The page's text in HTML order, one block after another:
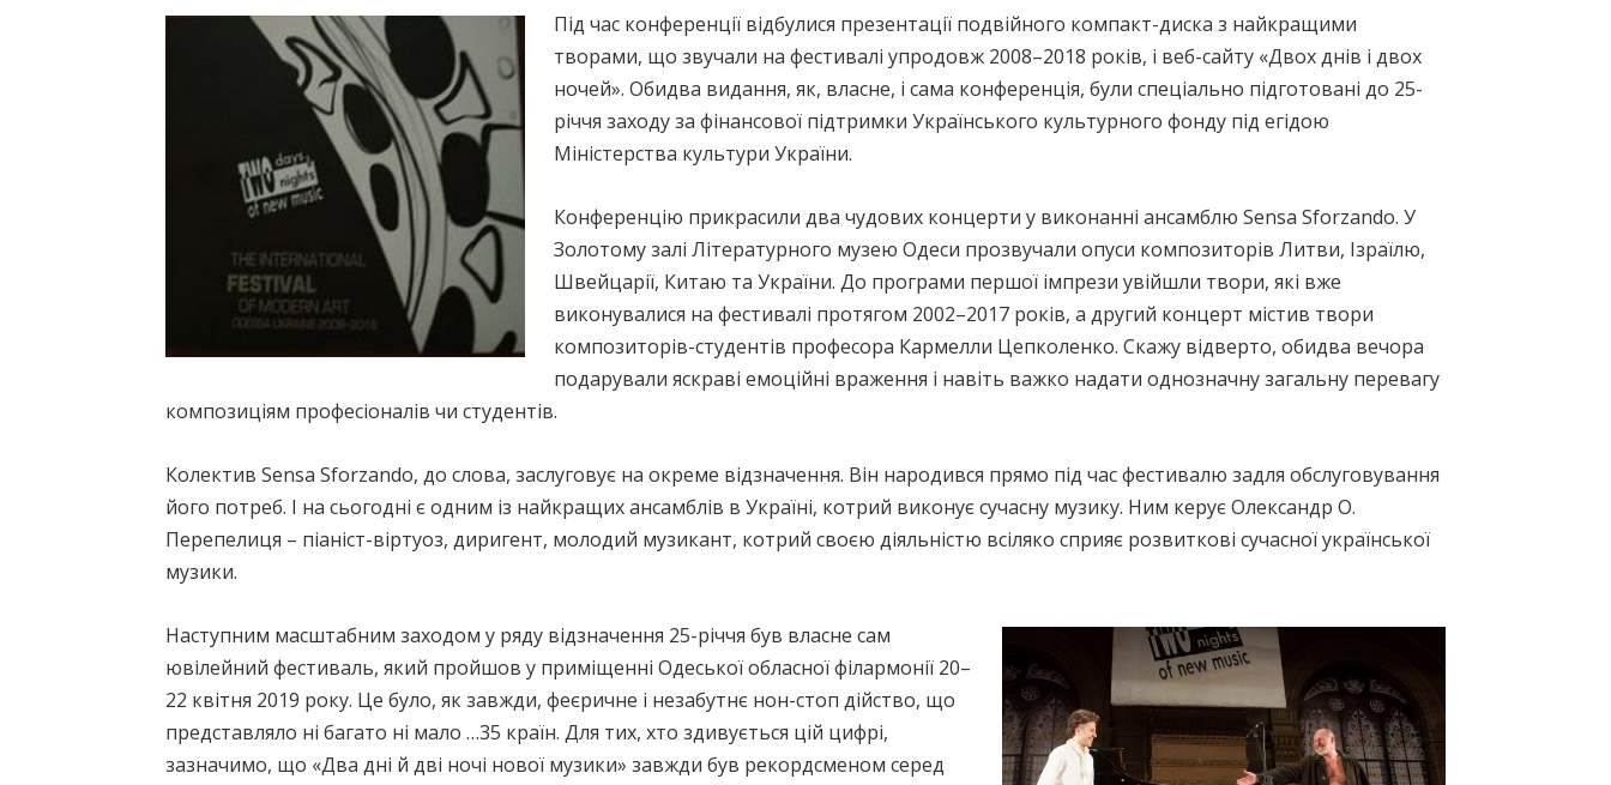
Під час конференції відбулися презентації подвійного компакт-диска з найкращими
творами, що звучали на фестивалі упродовж 2008–2018 років, і веб-сайту «Двох днів і двох
ночей». Обидва видання, як, власне, і сама конференція, були спеціально підготовані до 25-
річчя заходу за фінансової підтримки Українського культурного фонду під егідою
Міністерства культури України.
Конференцію прикрасили два чудових концерти у виконанні ансамблю Sensa Sforzando. У
Золотому залі Літературного музею Одеси прозвучали опуси композиторів Литви, Ізраїлю,
Швейцарії, Китаю та України. До програми першої імпрези увійшли твори, які вже
виконувалися на фестивалі протягом 2002–2017 років, а другий концерт містив твори
композиторів-студентів професора Кармелли Цепколенко. Скажу відверто, обидва вечора
подарували яскраві емоційні враження і навіть важко надати однозначну загальну перевагу
композиціям професіоналів чи студентів.
Колектив Sensa Sforzando, до слова, заслуговує на окреме відзначення. Він народився прямо під час фестивалю задля обслуговування
його потреб. І на сьогодні є одним із найкращих ансамблів в Україні, котрий виконує сучасну музику. Ним керує Олександр О.
Перепелиця – піаніст-віртуоз, диригент, молодий музикант, котрий своєю діяльністю всіляко сприяє розвиткові сучасної української
музики.
Наступним масштабним заходом у ряду відзначення 25-річчя був власне сам
ювілейний фестиваль, який пройшов у приміщенні Одеської обласної філармонії 20–
22 квітня 2019 року. Це було, як завжди, феєричне і незабутнє нон-стоп дійство, що
представляло ні багато ні мало …35 країн. Для тих, хто здивується цій цифрі,
зазначимо, що «Два дні й дві ночі нової музики» завжди був рекордсменом серед